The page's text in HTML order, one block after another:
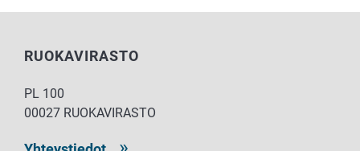
RUOKAVIRASTO
PL 100
00027 RUOKAVIRASTO